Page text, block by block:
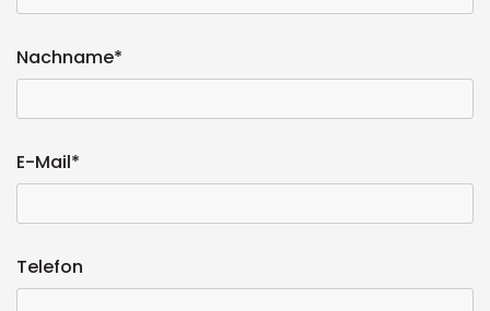
Nachname*
E-Mail*
Telefon